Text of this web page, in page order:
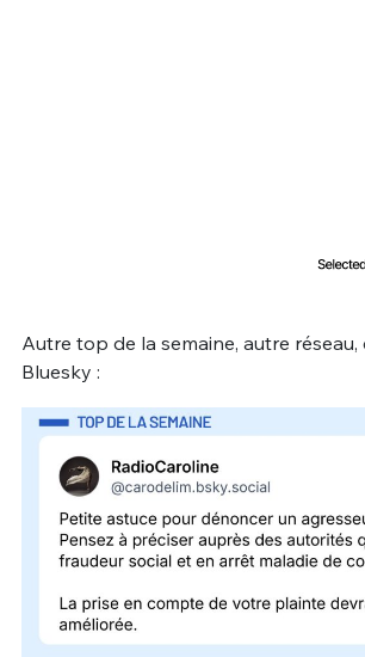
Autre top de la semaine, autre réseau,
Bluesky :